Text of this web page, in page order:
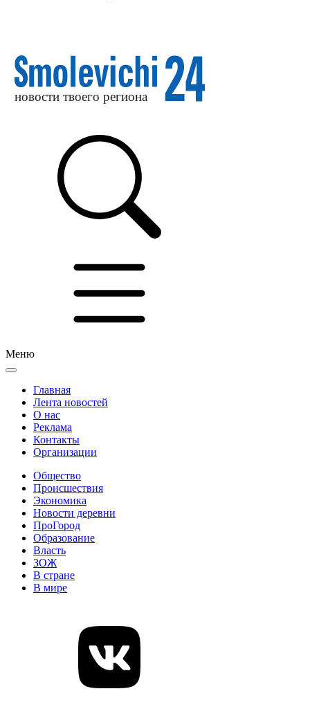
Меню
Главная
Лента новостей
О нас
Реклама
Контакты
Организации
Общество
Происшествия
Экономика
Новости деревни
ПроГород
Образование
Власть
ЗОЖ
В стране
В мире